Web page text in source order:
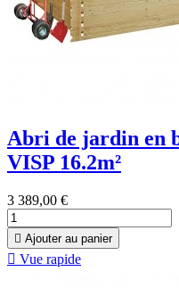
Abri de jardin en
VISP 16.2m²
3 389,00 €
 Ajouter au panier
 Vue rapide